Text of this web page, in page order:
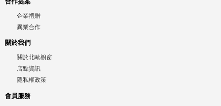
企業禮贈
異業合作
關於我們
關於北歐櫥窗
店點資訊
隱私權政策
會員服務